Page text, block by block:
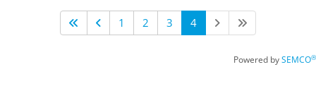
1 2 3 4
Powered bySEMCO®